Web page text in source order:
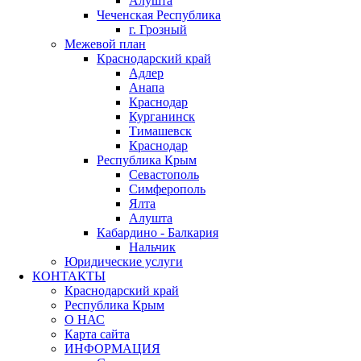
Чеченская Республика
г. Грозный
Межевой план
Краснодарский край
Адлер
Анапа
Краснодар
Курганинск
Тимашевск
Краснодар
Республика Крым
Севастополь
Симферополь
Ялта
Алушта
Кабардино - Балкария
Нальчик
Юридические услуги
КОНТАКТЫ
Краснодарский край
Республика Крым
О НАС
Карта сайта
ИНФОРМАЦИЯ